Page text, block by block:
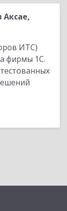
ИТС)
фирмы 1С.